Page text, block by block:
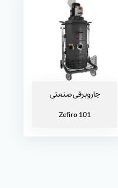
جاروبرقی صنعتی
Zefiro 101